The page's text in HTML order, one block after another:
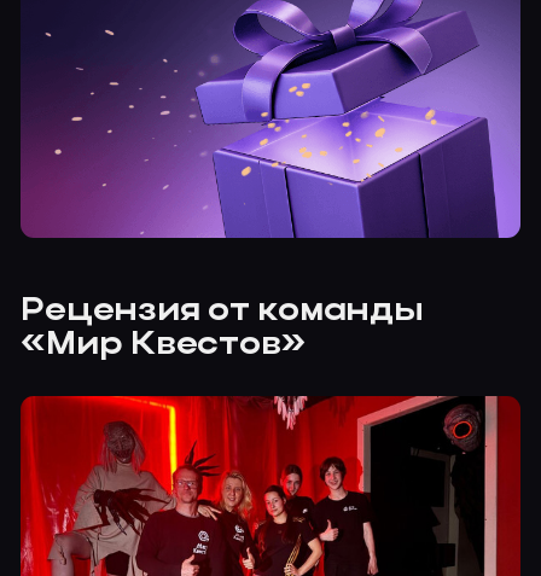
Рецензия от команды
«Мир Квестов»